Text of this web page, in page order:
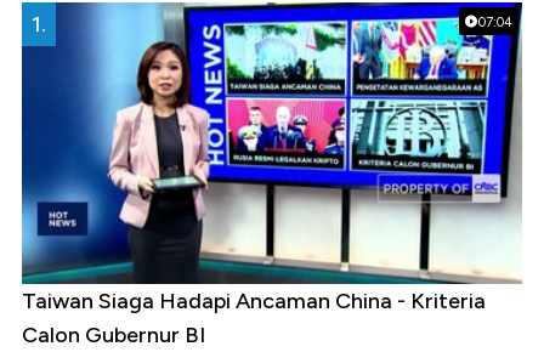
07:04
1.
Taiwan Siaga Hadapi Ancaman China - Kriteria
Calon Gubernur BI